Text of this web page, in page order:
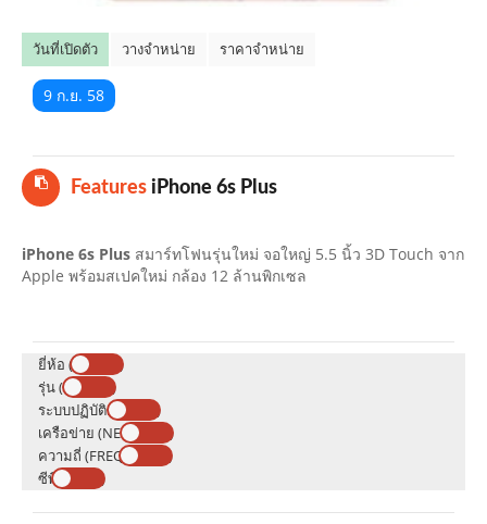
TOP 10 มือถือยอดนิยม
CLOSE
วันที่เปิดตัว วางจำหน่าย ราคาจำหน่าย
9 ก.ย. 58
Features iPhone 6s Plus
iPhone 6s Plus สมาร์ทโฟนรุ่นใหม่ จอใหญ่ 5.5 นิ้ว 3D Touch จาก
Apple พร้อมสเปคใหม่ กล้อง 12 ล้านพิกเซล
ยี่ห้อ (BRAND)
รุ่น (MODEL)
ระบบปฏิบัติการ (OS)
เครือข่าย (NETWORK)
ความถี่ (FREQUENCY)
ซีพียู (CPU)